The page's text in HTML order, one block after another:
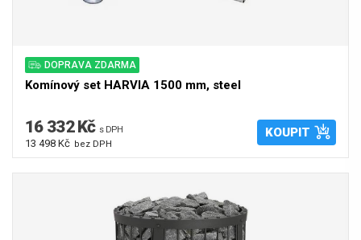
DOPRAVA ZDARMA
Komínový set HARVIA 1500 mm, steel
16 332 Kč s DPH
13 498 Kč bez DPH
KOUPIT